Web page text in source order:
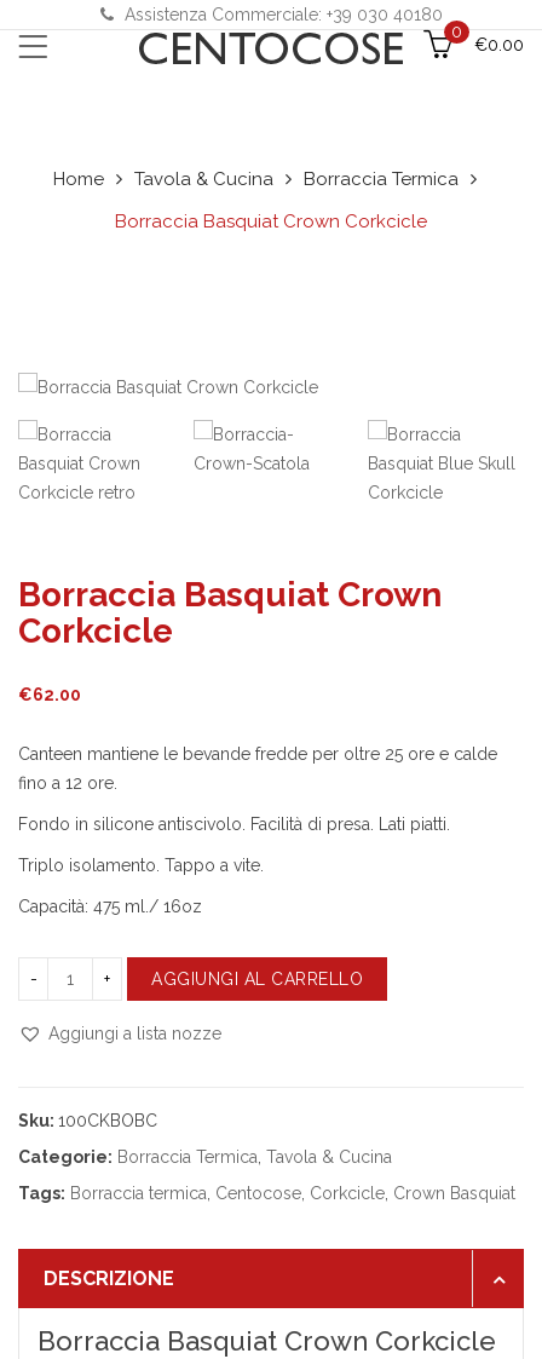
Assistenza Commerciale: +39 030 40180
0
€0.00
Home Tavola & Cucina
Borraccia Termica
Borraccia Basquiat Crown Corkcicle
Borraccia Basquiat Crown
Corkcicle
€62.00
Canteen mantiene le bevande fredde per oltre 25 ore e calde
fino a 12 ore.
Fondo in silicone antiscivolo. Facilità di presa. Lati piatti.
Triplo isolamento. Tappo a vite.
Capacità: 475 ml./ 16oz
AGGIUNGI AL CARRELLO
Aggiungi a lista nozze
Sku: 100CKBOBC
Categorie: Borraccia Termica Tavola & Cucina
Tags: Borraccia termica Centocose Corkcicle Crown Basquiat
DESCRIZIONE
Borraccia Basquiat Crown Corkcicle